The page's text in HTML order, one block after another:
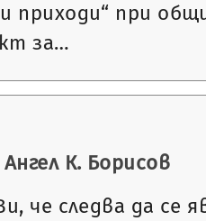
приходи“ при
за…
К. Борисов
че следва да се